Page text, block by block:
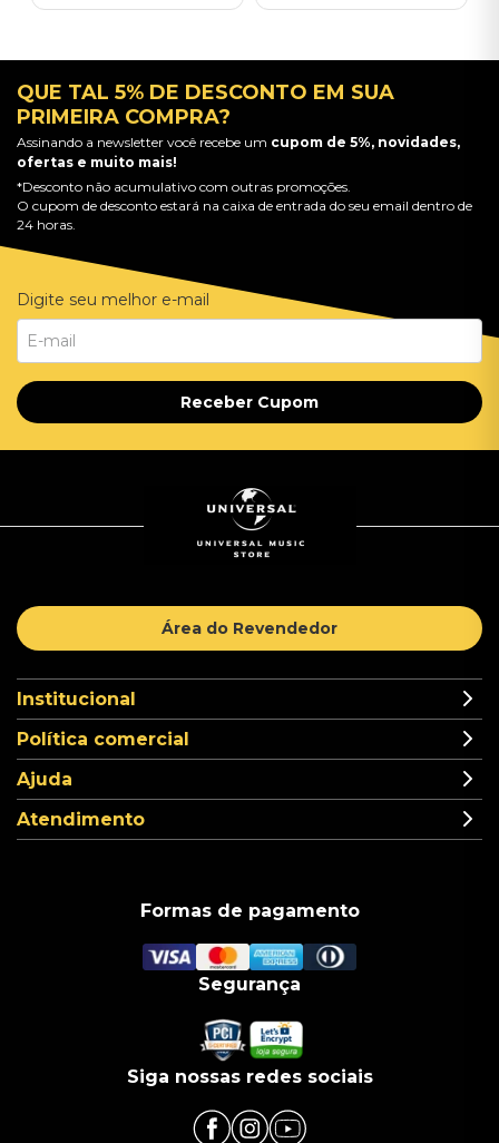
QUE TAL 5% DE DESCONTO EM SUA
PRIMEIRA COMPRA?
Assinando a newsletter você recebe um cupom de 5%, novidades,
ofertas e muito mais!
*Desconto não acumulativo com outras promoções.
O cupom de desconto estará na caixa de entrada do seu email dentro de
24 horas.
Digite seu melhor e-mail
Receber Cupom
Área do Revendedor
Institucional
Política comercial
Ajuda
Atendimento
Formas de pagamento
Segurança
Siga nossas redes sociais